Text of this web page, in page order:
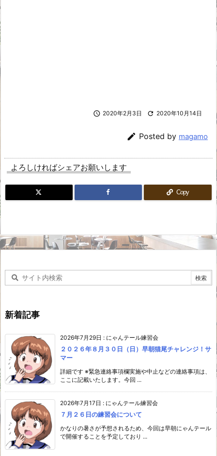
 2020年2月3日  2020年10月14日
 Posted by magamo
よろしければシェアお願いします
Copy
新着記事
2026年7月29日 : にゃんテール練習会
２０２６年８月３０日（日）早朝猫尾チャレンジ！サ
マー
詳細です ※緊急連絡事項欄実施や中止などの連絡事項は、
ここに記載いたします。今回 ...
2026年7月17日 : にゃんテール練習会
７月２６日の練習会について
かなりの暑さが予想されるため、今回は早朝にゃんテール
で開催することを予定しており ...